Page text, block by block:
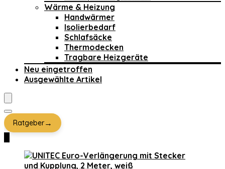
Wärme & Heizung
Handwärmer
Isolierbedarf
Schlafsäcke
Thermodecken
Tragbare Heizgeräte
Neu eingetroffen
Ausgewählte Artikel
Ratgeber→